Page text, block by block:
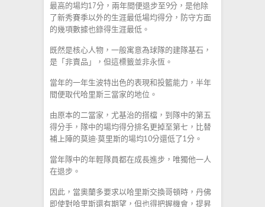
最高的場均17分，兩年間便退步至9分，是他除
了新秀賽季以外的生涯最低場均得分，防守方面
的幾項數據也錄得生涯最低。
既然是核心人物，一般寓意為球隊的建隊基石，
是「非賣品」，但這標籤並非永恆。
當年的一年生波特出色的表現和投籃能力，半年
間便取代哈里斯三當家的地位。
由原本的二當家，尤基治的搭檔，到隊中的第五
得分手，隊中的場均得分排名更掉至第七，比替
補上陣的莫迪·莫里斯的場均10分還低了1分。
當年隊中的年輕隊員都在成長進步，唯獨他一人
在退步。
因此，當奧蘭多要求以哈里斯交換哥頓時，丹佛
即使對哈里斯還有期望，但也得把握機會，提昇